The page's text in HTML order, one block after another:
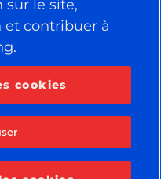
le site,
et contribuer à
cookies